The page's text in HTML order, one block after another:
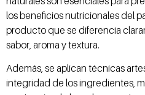
los beneficios nutricionales del
producto que se diferencia
sabor, aroma y textura.
Además, se aplican técnicas
integridad de los ingredientes,